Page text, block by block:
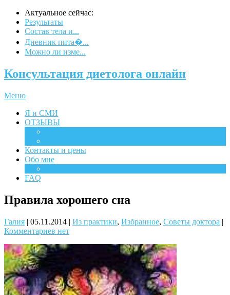
Актуальное сейчас:
Результаты
Состав тела и...
Дневник пита�...
Можно ли изме...
Консультация диетолога онлайн
Меню
Я и СМИ
ОТЗЫВЫ
Контакты и цены
Обо мне
FAQ
Правила хорошего сна
Галия | 05.11.2014 | Из практики, Избранное, Советы доктора |
Комментариев нет